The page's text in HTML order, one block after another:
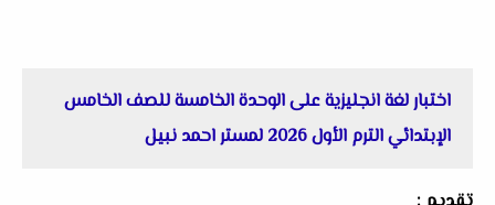
اختبار لغة انجليزية على الوحدة الخامسة للصف الخامس
الإبتدائي الترم الأول 2026 لمستر احمد نبيل